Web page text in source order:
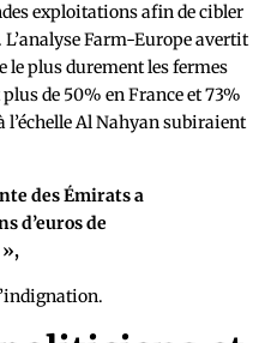
exploitations afin de cibler
Farm-Europe avertit
le plus durement les fermes
de 50% en France et 73%
l’échelle Al Nahyan subiraient
des Émirats a
d’euros de
»,